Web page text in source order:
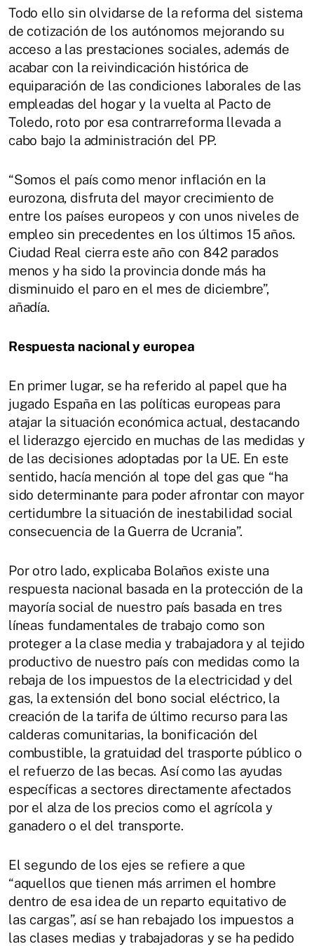
Todo ello sin olvidarse de la reforma del sistema
de cotización de los autónomos mejorando su
acceso a las prestaciones sociales, además de
acabar con la reivindicación histórica de
equiparación de las condiciones laborales de las
empleadas del hogar y la vuelta al Pacto de
Toledo, roto por esa contrarreforma llevada a
cabo bajo la administración del PP.
“Somos el país como menor inflación en la
eurozona, disfruta del mayor crecimiento de
entre los países europeos y con unos niveles de
empleo sin precedentes en los últimos 15 años.
Ciudad Real cierra este año con 842 parados
menos y ha sido la provincia donde más ha
disminuido el paro en el mes de diciembre”,
añadía.
Respuesta nacional y europea
En primer lugar, se ha referido al papel que ha
jugado España en las políticas europeas para
atajar la situación económica actual, destacando
el liderazgo ejercido en muchas de las medidas y
de las decisiones adoptadas por la UE. En este
sentido, hacía mención al tope del gas que “ha
sido determinante para poder afrontar con mayor
certidumbre la situación de inestabilidad social
consecuencia de la Guerra de Ucrania”.
Por otro lado, explicaba Bolaños existe una
respuesta nacional basada en la protección de la
mayoría social de nuestro país basada en tres
líneas fundamentales de trabajo como son
proteger a la clase media y trabajadora y al tejido
productivo de nuestro país con medidas como la
rebaja de los impuestos de la electricidad y del
gas, la extensión del bono social eléctrico, la
creación de la tarifa de último recurso para las
calderas comunitarias, la bonificación del
combustible, la gratuidad del trasporte público o
el refuerzo de las becas. Así como las ayudas
específicas a sectores directamente afectados
por el alza de los precios como el agrícola y
ganadero o el del transporte.
El segundo de los ejes se refiere a que
“aquellos que tienen más arrimen el hombre
dentro de esa idea de un reparto equitativo de
las cargas”, así se han rebajado los impuestos a
las clases medias y trabajadoras y se ha pedido